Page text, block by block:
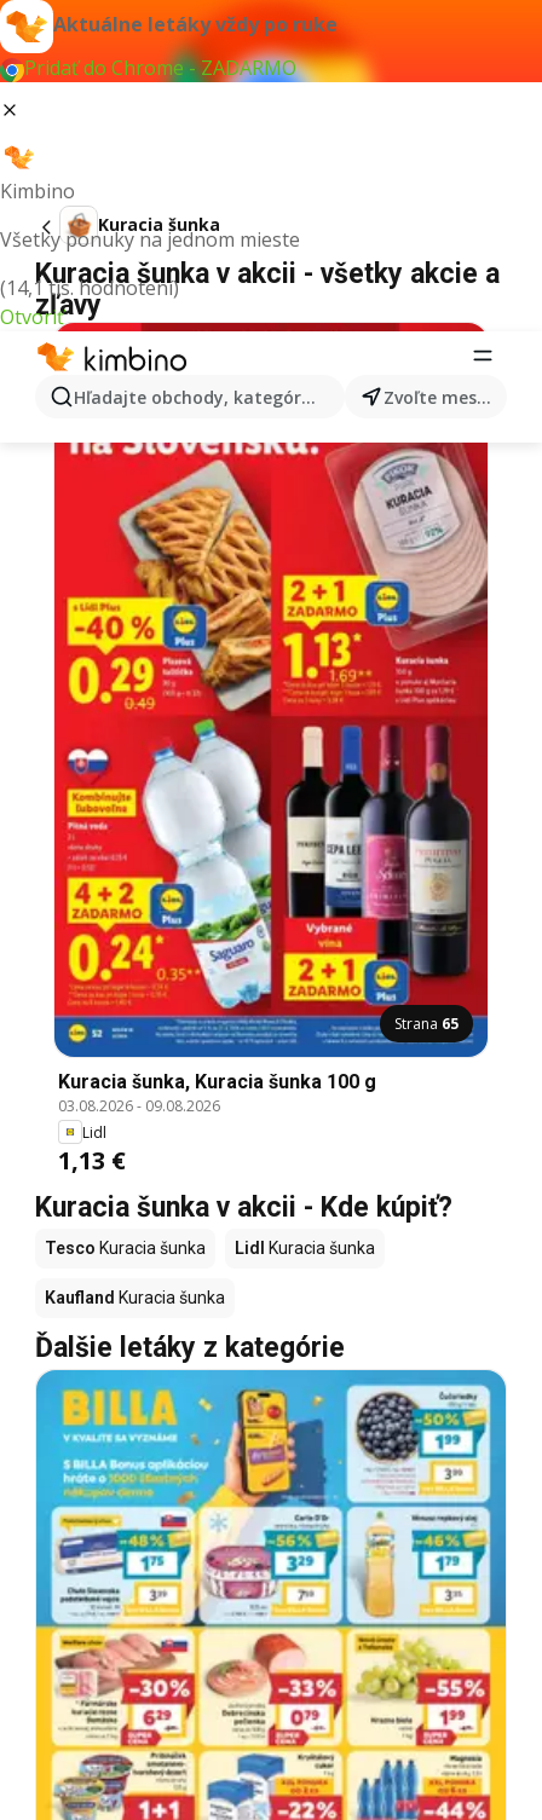
Aktuálne letáky vždy po ruke
Pridať do Chrome - ZADARMO
Kimbino
Všetky ponuky na jednom mieste
(14,1 tis. hodnotení)
Otvoriť
Hľadajte obchody, kategórie, produkty... Zvoľte mesto
Kuracia šunka
Kuracia šunka v akcii - všetky akcie a
zľavy
Strana 65
Kuracia šunka, Kuracia šunka 100 g
03.08.2026- 09.08.2026
Lidl
1,13 €
Kuracia šunka v akcii - Kde kúpiť?
Tesco Kuracia šunka Lidl Kuracia šunka
Kaufland Kuracia šunka
Ďalšie letáky z kategórie